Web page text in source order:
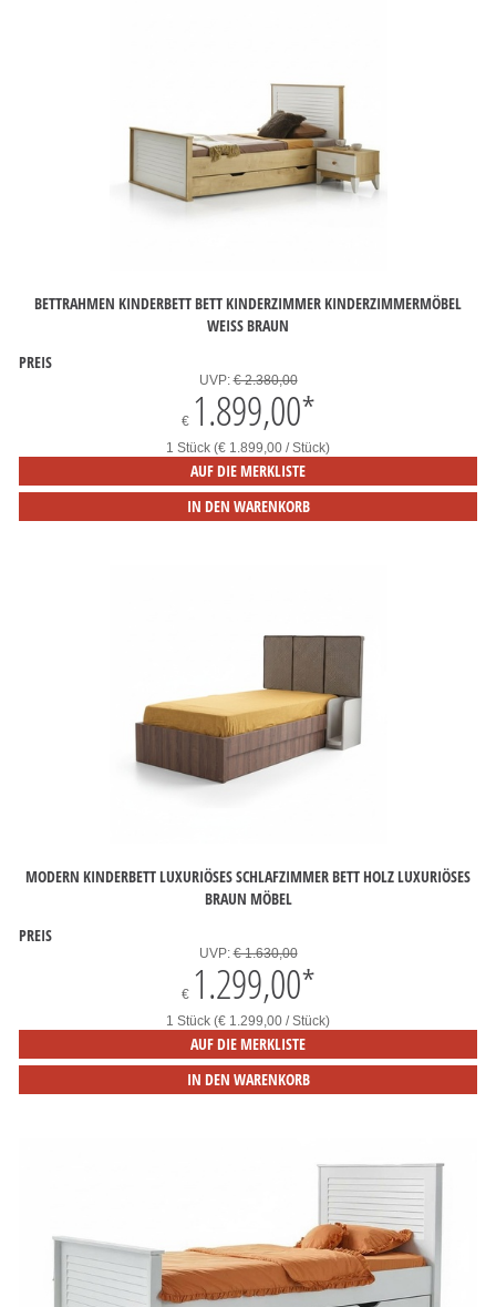
BETTRAHMEN KINDERBETT BETT KINDERZIMMER KINDERZIMMERMÖBEL
WEISS BRAUN
PREIS
UVP:€ 2.380,00
€ 1.899,00*
1 Stück (€ 1.899,00 / Stück)
AUF DIE MERKLISTE
IN DEN WARENKORB
MODERN KINDERBETT LUXURIÖSES SCHLAFZIMMER BETT HOLZ LUXURIÖSES
BRAUN MÖBEL
PREIS
UVP:€ 1.630,00
€ 1.299,00*
1 Stück (€ 1.299,00 / Stück)
AUF DIE MERKLISTE
IN DEN WARENKORB